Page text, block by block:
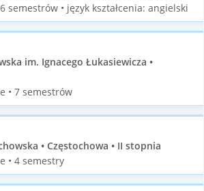
semestrów • język kształcenia: angielski
im. Ignacego Łukasiewicza •
• 7 semestrów
• Częstochowa • II stopnia
• 4 semestry